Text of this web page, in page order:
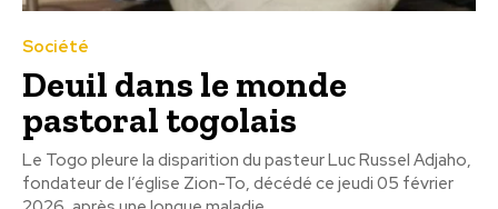
Société
Deuil dans le monde
pastoral togolais
Le Togo pleure la disparition du pasteur Luc Russel Adjaho,
fondateur de l’église Zion-To, décédé ce jeudi 05 février